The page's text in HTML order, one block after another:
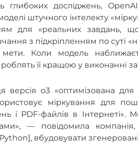
глибоких досліджень,
штучного інтелекту
для «реальних завдань,
з підкріпленням по суті
мети. Коли модель
роблять її кращою у виконанні
o3 «оптимізована для
міркування для
і PDF-файлів в
— повідомила
вбудовувати